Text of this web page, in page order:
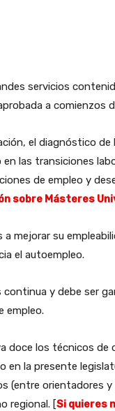
servicios
a comienzos
el diagnóstico de
las transiciones
de empleo y
sobre Másteres
mejorar su
el autoempleo.
y debe ser
empleo.
doce los técnicos de
en la presente
(entre orientadores
regional. [Si quieres